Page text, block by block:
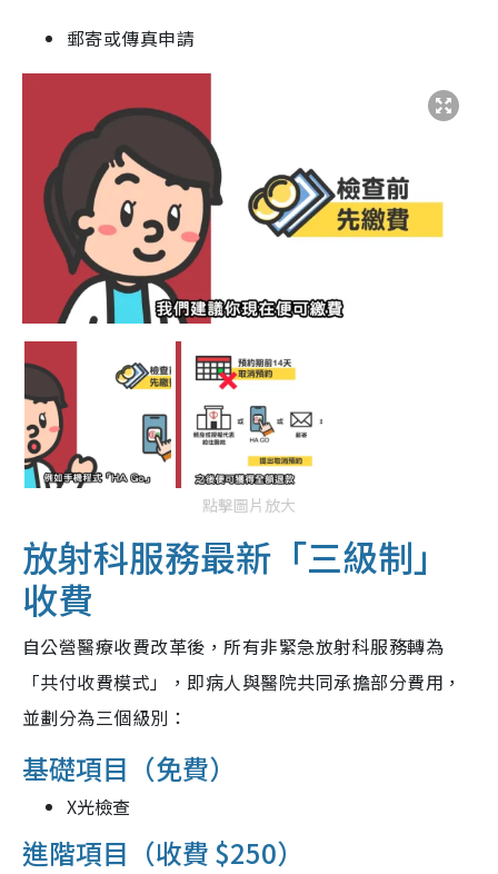
郵寄或傳真申請
點擊圖片放大
放射科服務最新「三級制」
收費
自公營醫療收費改革後，所有非緊急放射科服務轉為
「共付收費模式」，即病人與醫院共同承擔部分費用，
並劃分為三個級別：
基礎項目（免費）
X光檢查
進階項目（收費 $250）